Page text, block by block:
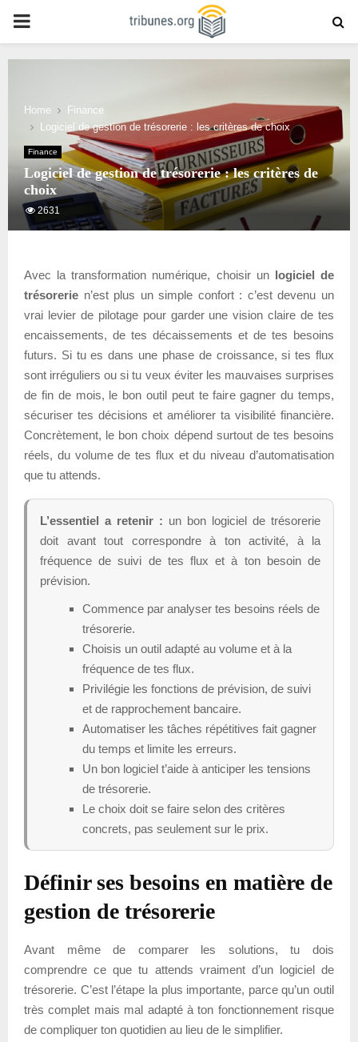
PRIMARY
MENU
Home
Finance
Logiciel de gestion de trésorerie : les critères de choix
Finance
Logiciel de gestion de trésorerie : les critères de
choix
2631
Avec la transformation numérique, choisir un logiciel de
trésorerie n’est plus un simple confort : c’est devenu un
vrai levier de pilotage pour garder une vision claire de tes
encaissements, de tes décaissements et de tes besoins
futurs. Si tu es dans une phase de croissance, si tes flux
sont irréguliers ou si tu veux éviter les mauvaises surprises
de fin de mois, le bon outil peut te faire gagner du temps,
sécuriser tes décisions et améliorer ta visibilité financière.
Concrètement, le bon choix dépend surtout de tes besoins
réels, du volume de tes flux et du niveau d’automatisation
que tu attends.
L’essentiel a retenir : un bon logiciel de trésorerie
doit avant tout correspondre à ton activité, à la
fréquence de suivi de tes flux et à ton besoin de
prévision.
Commence par analyser tes besoins réels de
trésorerie.
Choisis un outil adapté au volume et à la
fréquence de tes flux.
Privilégie les fonctions de prévision, de suivi
et de rapprochement bancaire.
Automatiser les tâches répétitives fait gagner
du temps et limite les erreurs.
Un bon logiciel t’aide à anticiper les tensions
de trésorerie.
Le choix doit se faire selon des critères
concrets, pas seulement sur le prix.
Définir ses besoins en matière de
gestion de trésorerie
Avant même de comparer les solutions, tu dois
comprendre ce que tu attends vraiment d’un logiciel de
trésorerie. C’est l’étape la plus importante, parce qu’un outil
très complet mais mal adapté à ton fonctionnement risque
de compliquer ton quotidien au lieu de le simplifier.